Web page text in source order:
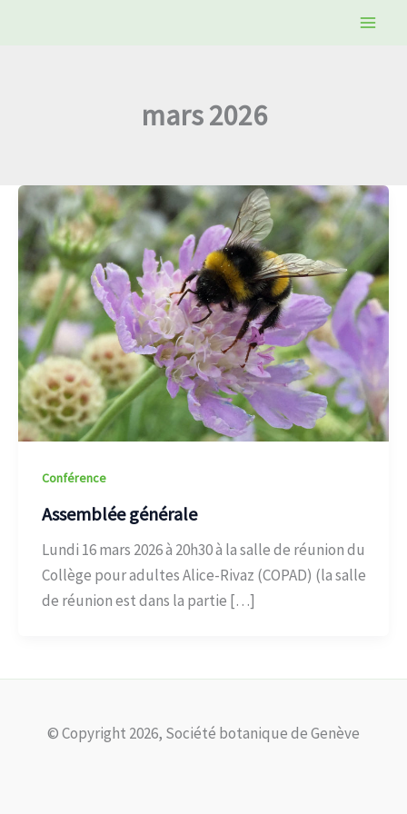
mars 2026
Conférence
Assemblée générale
Lundi 16 mars 2026 à 20h30 à la salle de réunion du
Collège pour adultes Alice-Rivaz (COPAD) (la salle
de réunion est dans la partie […]
© Copyright 2026, Société botanique de Genève